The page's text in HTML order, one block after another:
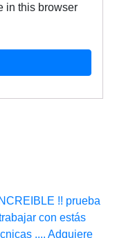
in this browser